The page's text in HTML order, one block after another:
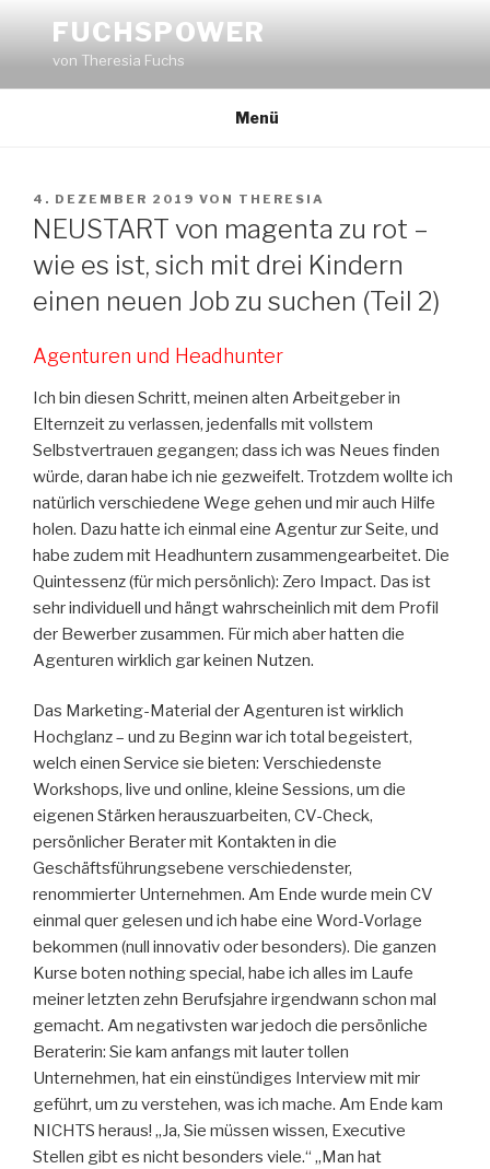
springen
FUCHSPOWER
von Theresia Fuchs
Menü
VERÖFFENTLICHT
AM
4. DEZEMBER 2019 VON THERESIA
NEUSTART von magenta zu rot –
wie es ist, sich mit drei Kindern
einen neuen Job zu suchen (Teil 2)
Agenturen und Headhunter
Ich bin diesen Schritt, meinen alten Arbeitgeber in
Elternzeit zu verlassen, jedenfalls mit vollstem
Selbstvertrauen gegangen; dass ich was Neues finden
würde, daran habe ich nie gezweifelt. Trotzdem wollte ich
natürlich verschiedene Wege gehen und mir auch Hilfe
holen. Dazu hatte ich einmal eine Agentur zur Seite, und
habe zudem mit Headhuntern zusammengearbeitet. Die
Quintessenz (für mich persönlich): Zero Impact. Das ist
sehr individuell und hängt wahrscheinlich mit dem Profil
der Bewerber zusammen. Für mich aber hatten die
Agenturen wirklich gar keinen Nutzen.
Das Marketing-Material der Agenturen ist wirklich
Hochglanz – und zu Beginn war ich total begeistert,
welch einen Service sie bieten: Verschiedenste
Workshops, live und online, kleine Sessions, um die
eigenen Stärken herauszuarbeiten, CV-Check,
persönlicher Berater mit Kontakten in die
Geschäftsführungsebene verschiedenster,
renommierter Unternehmen. Am Ende wurde mein CV
einmal quer gelesen und ich habe eine Word-Vorlage
bekommen (null innovativ oder besonders). Die ganzen
Kurse boten nothing special, habe ich alles im Laufe
meiner letzten zehn Berufsjahre irgendwann schon mal
gemacht. Am negativsten war jedoch die persönliche
Beraterin: Sie kam anfangs mit lauter tollen
Unternehmen, hat ein einstündiges Interview mit mir
geführt, um zu verstehen, was ich mache. Am Ende kam
NICHTS heraus! „Ja, Sie müssen wissen, Executive
Stellen gibt es nicht besonders viele.“ „Man hat